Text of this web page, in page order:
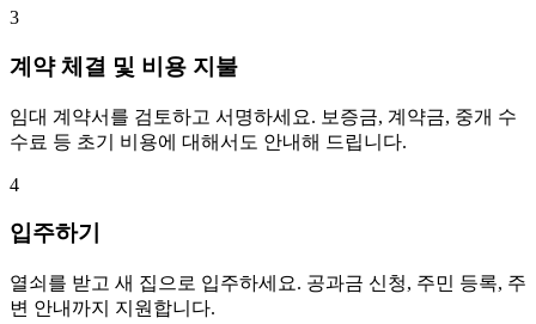
3
계약 체결 및 비용 지불
임대 계약서를 검토하고 서명하세요. 보증금, 계약금, 중개 수
수료 등 초기 비용에 대해서도 안내해 드립니다.
4
입주하기
열쇠를 받고 새 집으로 입주하세요. 공과금 신청, 주민 등록, 주
변 안내까지 지원합니다.